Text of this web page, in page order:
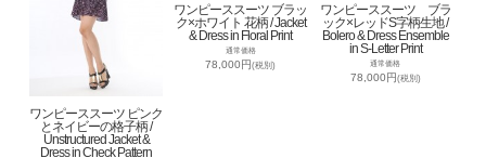
ワンピーススーツ ピンク
とネイビーの格子柄 /
Unstructured Jacket &
Dress in Check Pattern
ワンピーススーツ ブラッ
ク×ホワイト 花柄 / Jacket
& Dress in Floral Print
通常価格
78,000円(税別)
ワンピーススーツ ブラ
ック×レッドS字柄生地 /
Bolero & Dress Ensemble
in S-Letter Print
通常価格
78,000円(税別)